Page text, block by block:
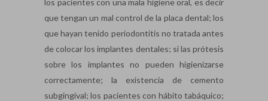
los pacientes con una mala higiene oral, es decir
que tengan un mal control de la placa dental; los
que hayan tenido periodontitis no tratada antes
de colocar los implantes dentales; si las prótesis
sobre los implantes no pueden higienizarse
correctamente; la existencia de cemento
subgingival; los pacientes con hábito tabáquico;